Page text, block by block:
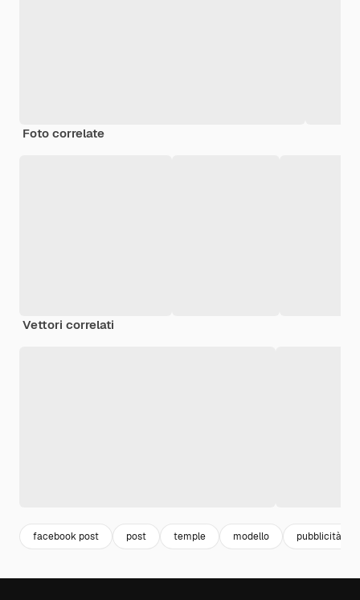
Foto correlate
Vettori correlati
facebook post post temple modello pubblicità